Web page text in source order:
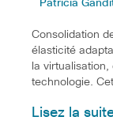
Patricia
Consolidation
élasticité
la
technologie.
Lisez la